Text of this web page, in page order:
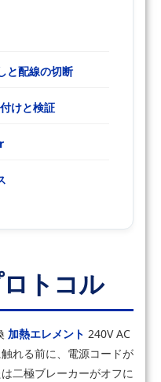
と配線の切断
けと検証
トコル
加熱エレメント 240V AC
れる前に、電源コードが
二極ブレーカーがオフに